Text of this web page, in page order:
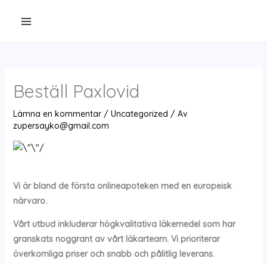
Beställ Paxlovid
Lämna en kommentar / Uncategorized / Av
zupersayko@gmail.com
Vi är bland de första onlineapoteken med en europeisk
närvaro.
Vårt utbud inkluderar högkvalitativa läkemedel som har
granskats noggrant av vårt läkarteam. Vi prioriterar
överkomliga priser och snabb och pålitlig leverans.